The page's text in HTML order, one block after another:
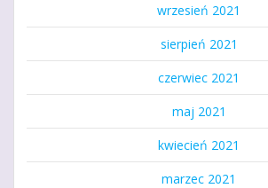
wrzesień 2021
sierpień 2021
czerwiec 2021
maj 2021
kwiecień 2021
marzec 2021